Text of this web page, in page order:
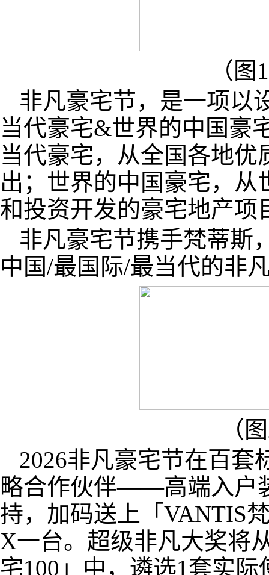
（
非凡豪宅节，是一项以
当代豪宅&世界的中国豪
当代豪宅，从全国各地
出；世界的中国豪宅，
和投资开发的豪宅地产项
非凡豪宅节携手梵蒂斯
中国/最国际/最当代的非
（
2026非凡豪宅节在百套
略合作伙伴——高端入户
持，加码送上「VANTIS
X一台。超级非凡大奖将
宅100」中，遴选1套实